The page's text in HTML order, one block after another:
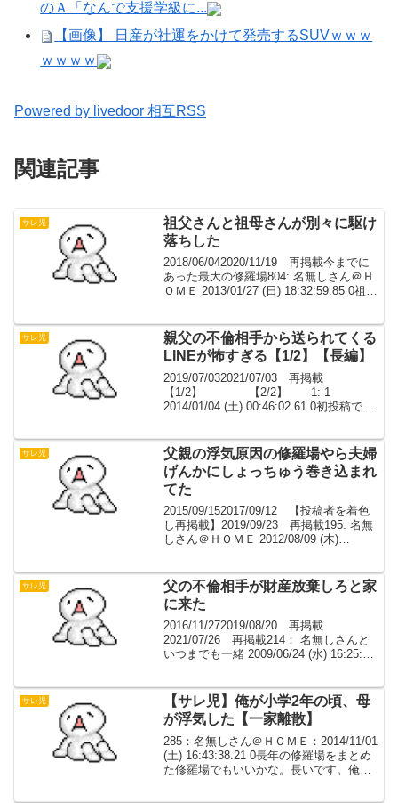
のＡ「なんで支援学級に...
【画像】 日産が社運をかけて発売するSUVｗｗｗ
ｗｗｗｗ
Powered by livedoor 相互RSS
関連記事
サレ児
祖父さんと祖母さんが別々に駆け
落ちした
2018/06/042020/11/19 再掲載今までに
あった最大の修羅場804: 名無しさん＠Ｈ
ＯＭＥ 2013/01/27 (日) 18:32:59.85 0祖父
た...
サレ児
親父の不倫相手から送られてくる
LINEが怖すぎる【1/2】【長編】
2019/07/032021/07/03 再掲載
【1/2】 【2/2】 1: 1
2014/01/04 (土) 00:46:02.61 0初投稿でわ
サレ児
父親の浮気原因の修羅場やら夫婦
げんかにしょっちゅう巻き込まれ
てた
2015/09/152017/09/12 【投稿者を着色
し再掲載】2019/09/23 再掲載195: 名無
しさん＠ＨＯＭＥ 2012/08/09 (木)
サレ児
父の不倫相手が財産放棄しろと家
に来た
2016/11/272019/08/20 再掲載
2021/07/26 再掲載214： 名無しさんと
いつまでも一緒 2009/06/24 (水) 16:25:21
から...
サレ児
【サレ児】俺が小学2年の頃、母
が浮気した【一家離散】
285：名無しさん＠ＨＯＭＥ：2014/11/01
(土) 16:43:38.21 0長年の修羅場をまとめ
た修羅場でもいいかな。長いです。俺が